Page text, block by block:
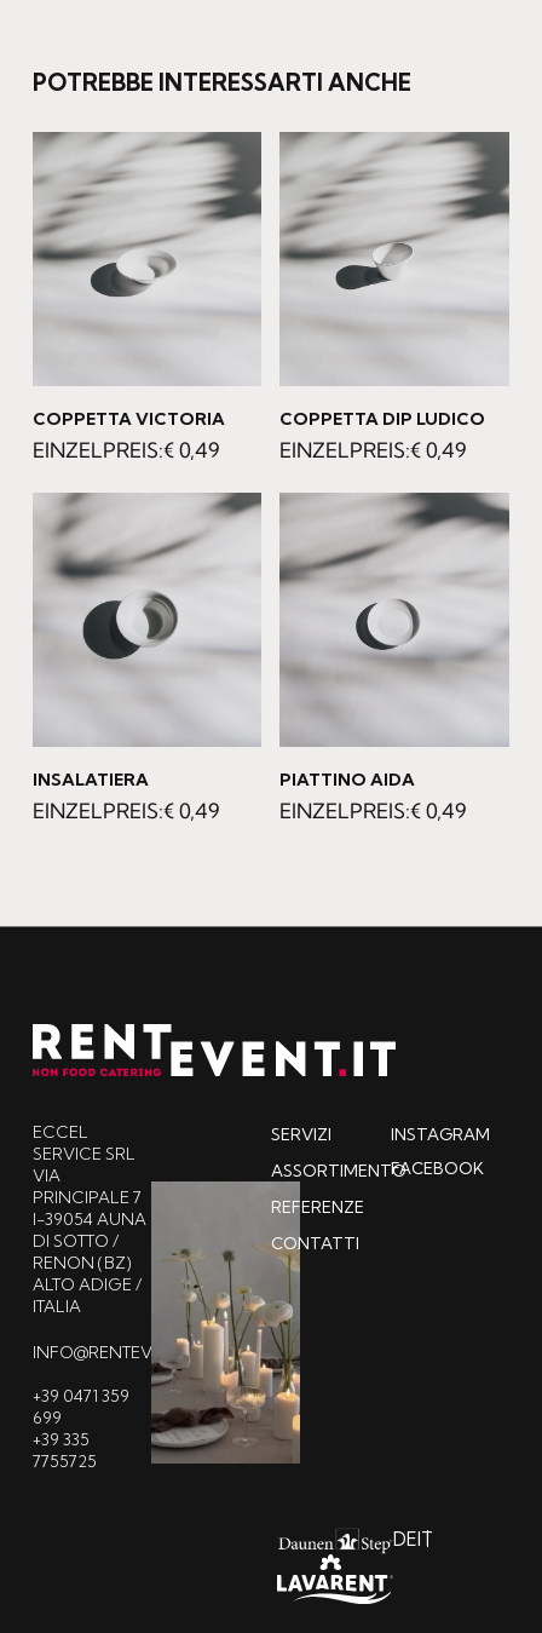
POTREBBE INTERESSARTI ANCHE
COPPETTA VICTORIA
€0,49
COPPETTA DIP LUDICO
€0,49
INSALATIERA
€0,49
PIATTINO AIDA
€0,49
ECCEL
SERVICE SRL
VIA
PRINCIPALE 7
I-39054 AUNA
DI SOTTO /
RENON (BZ)
ALTO ADIGE /
ITALIA
INFO@RENTEVENT.IT
+39 0471 359
699
+39 335
7755725
SERVIZI
ASSORTIMENTO
REFERENZE
CONTATTI
INSTAGRAM
FACEBOOK
DEIT